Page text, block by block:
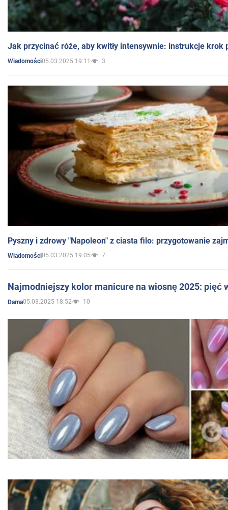
Jak przycinać róże, aby kwitły intensywnie: instrukcje krok
Wiadomości05.03.2025 19:11 3
Pyszny i zdrowy "Napoleon" z ciasta filo: przygotowanie
Wiadomości05.03.2025 19:05 7
Najmodniejszy kolor manicure na wiosnę 2025: pięć
Dama05.03.2025 18:52 10